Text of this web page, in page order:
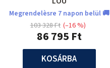
Megrendelèsre 7 napon belül 🚚
86 795 Ft
103 328 Ft (–16 %)
KOSÁRBA